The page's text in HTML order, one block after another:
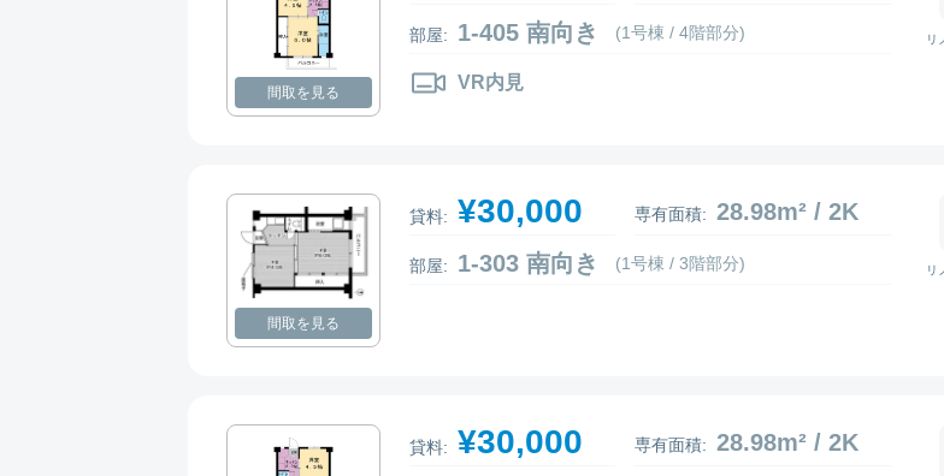
間取を見る
部屋: 1-405 南向き (1号棟 / 4階部分)
VR内見
リ
間取を見る
貸料: ¥30,000 専有面積: 28.98m² / 2K
部屋: 1-303 南向き (1号棟 / 3階部分) リ
貸料: ¥30,000 専有面積: 28.98m² / 2K